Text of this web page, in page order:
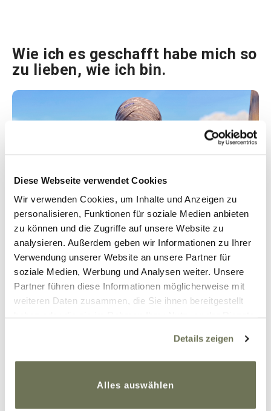
Diese Webseite verwendet Cookies
Wir verwenden Cookies, um Inhalte und Anzeigen zu
personalisieren, Funktionen für soziale Medien anbieten
zu können und die Zugriffe auf unsere Website zu
analysieren. Außerdem geben wir Informationen zu Ihrer
Verwendung unserer Website an unsere Partner für
soziale Medien, Werbung und Analysen weiter. Unsere
Partner führen diese Informationen möglicherweise mit
weiteren Daten zusammen, die Sie ihnen bereitgestellt
Cookies, wenn Sie unsere Webseite weiterhin nutzen.
Weitere Informationen finden Sie in unserer
Details zeigen
Alles auswählen
Wie ich es geschafft habe mich so
zu lieben, wie ich bin.
bei uns Frauen mit Lipödem. In meiner Jugend